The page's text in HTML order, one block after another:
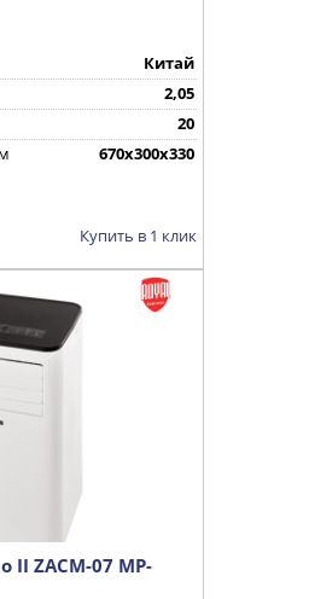
Китай
2,05
20
670х300х330
Купить в 1 клик
II ZACM-07 MP-